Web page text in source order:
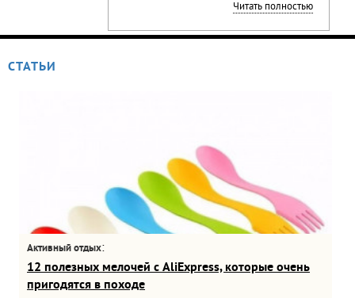
Читать полностью
СТАТЬИ
Активный отдых:
12 полезных мелочей с AliExpress, которые очень
пригодятся в походе